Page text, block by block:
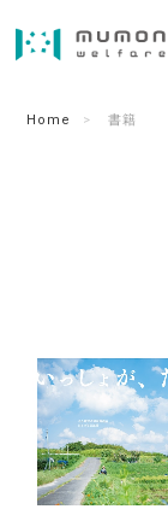
Home 書籍